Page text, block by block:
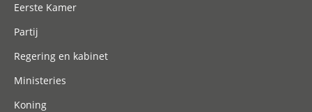
Eerste Kamer
Partij
Regering en kabinet
Ministeries
Koning